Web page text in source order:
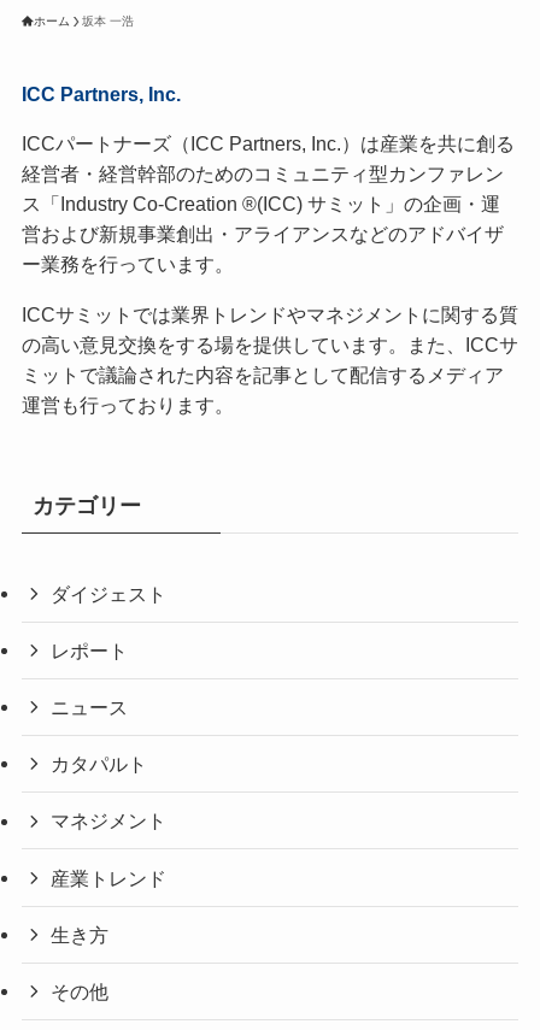
ホーム 坂本 一浩
ICC Partners, Inc.
ICCパートナーズ（ICC Partners, Inc.）は産業を共に創る
経営者・経営幹部のためのコミュニティ型カンファレン
ス「Industry Co-Creation ®(ICC) サミット」の企画・運
営および新規事業創出・アライアンスなどのアドバイザ
ー業務を行っています。
ICCサミットでは業界トレンドやマネジメントに関する質
の高い意見交換をする場を提供しています。また、ICCサ
ミットで議論された内容を記事として配信するメディア
運営も行っております。
カテゴリー
ダイジェスト
レポート
ニュース
カタパルト
マネジメント
産業トレンド
生き方
その他